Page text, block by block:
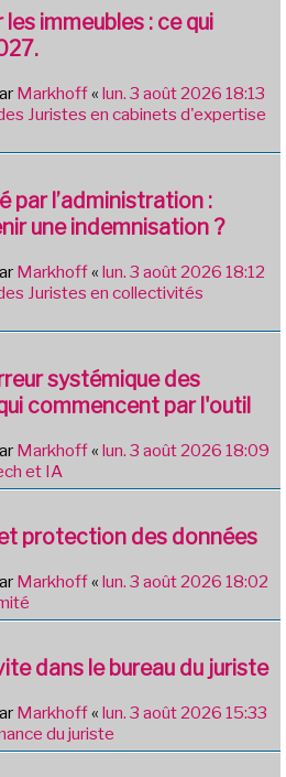
les immeubles : ce qui
Markhoff« lun. 3 août 2026 18:13
Juristes en cabinets d'expertise
par l’administration :
une indemnisation ?
Markhoff« lun. 3 août 2026 18:12
Juristes en collectivités
systémique des
commencent par l'outil
Markhoff« lun. 3 août 2026 18:09
et IA
protection des données
Markhoff« lun. 3 août 2026 18:02
dans le bureau du juriste
Markhoff« lun. 3 août 2026 15:33
du juriste